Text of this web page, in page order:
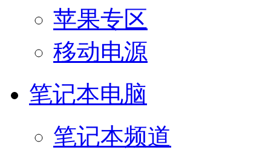
苹果专区
移动电源
笔记本电脑
笔记本频道